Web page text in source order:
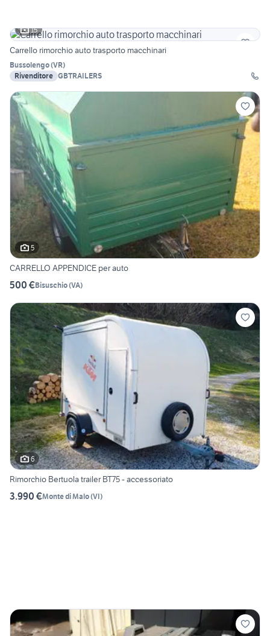
15
Carrello rimorchio auto trasporto macchinari
Bussolengo(VR)
Rivenditore GBTRAILERS
5
CARRELLO APPENDICE per auto
500 €Bisuschio(VA)
6
Rimorchio Bertuola trailer BT75 - accessoriato
3.990 €Monte di Malo(VI)